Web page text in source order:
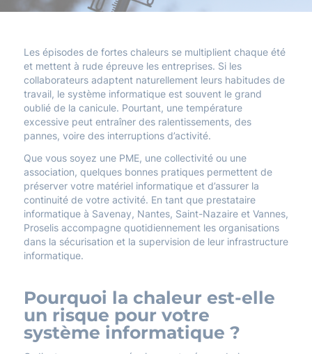
Les épisodes de fortes chaleurs se multiplient chaque été
et mettent à rude épreuve les entreprises. Si les
collaborateurs adaptent naturellement leurs habitudes de
travail, le système informatique est souvent le grand
oublié de la canicule. Pourtant, une température
excessive peut entraîner des ralentissements, des
pannes, voire des interruptions d’activité.
Que vous soyez une PME, une collectivité ou une
association, quelques bonnes pratiques permettent de
préserver votre matériel informatique et d’assurer la
continuité de votre activité. En tant que prestataire
informatique à Savenay, Nantes, Saint-Nazaire et Vannes,
Proselis accompagne quotidiennement les organisations
dans la sécurisation et la supervision de leur infrastructure
informatique.
Pourquoi la chaleur est-elle
un risque pour votre
système informatique ?